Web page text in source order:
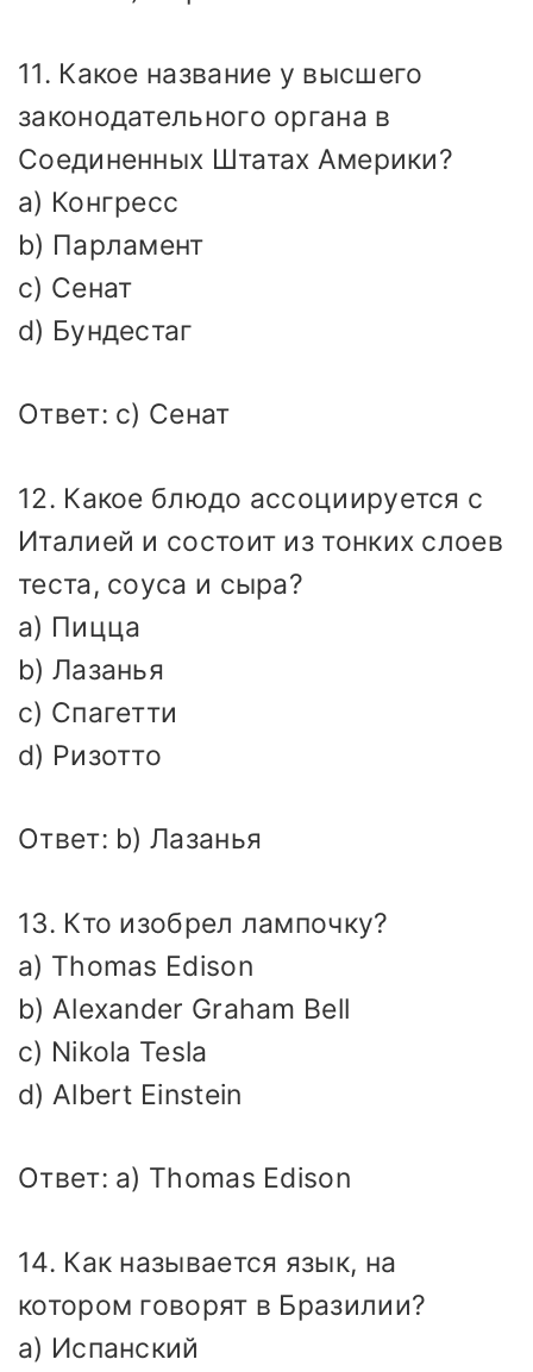
11. Какое название у высшего
законодательного органа в
Соединенных Штатах Америки?
a) Конгресс
b) Парламент
c) Сенат
d) Бундестаг
Ответ: c) Сенат
12. Какое блюдо ассоциируется с
Италией и состоит из тонких слоев
теста, соуса и сыра?
a) Пицца
b) Лазанья
c) Спагетти
d) Ризотто
Ответ: b) Лазанья
13. Кто изобрел лампочку?
a) Thomas Edison
b) Alexander Graham Bell
c) Nikola Tesla
d) Albert Einstein
Ответ: a) Thomas Edison
14. Как называется язык, на
котором говорят в Бразилии?
a) Испанский